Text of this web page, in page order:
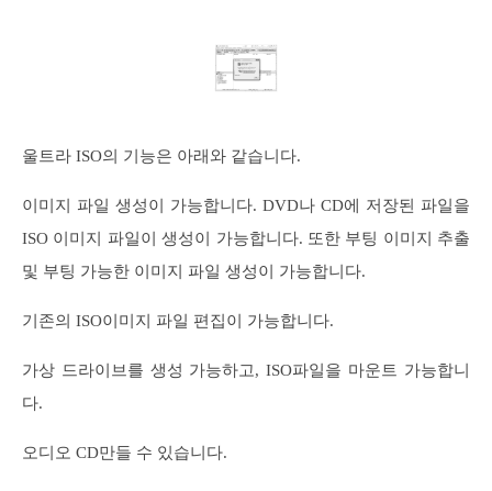
울트라 ISO의 기능은 아래와 같습니다.
이미지 파일 생성이 가능합니다. DVD나 CD에 저장된 파일을
ISO 이미지 파일이 생성이 가능합니다. 또한 부팅 이미지 추출
및 부팅 가능한 이미지 파일 생성이 가능합니다.
기존의 ISO이미지 파일 편집이 가능합니다.
가상 드라이브를 생성 가능하고, ISO파일을 마운트 가능합니
다.
오디오 CD만들 수 있습니다.